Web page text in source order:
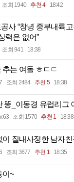
조회 1940 추천 4 18:42
사 “창녕 중부내륙
력은 없어”
조회 941 18:38
추는 여돌 ㅎㄷㄷ
조회 2484 추천 5 18:38
똥_이동경 유럽리그
조회 1570 추천 1 18:38
이 질내사정한 남자친
조회 3677 추천 1 18:35
이~